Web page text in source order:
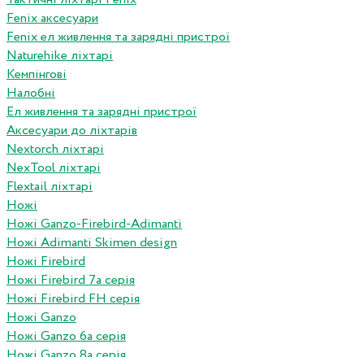
Fenix аксесуари
Fenix ел живлення та зарядні пристрої
Naturehike ліхтарі
Кемпінгові
Налобні
Ел живлення та зарядні пристрої
Аксесуари до ліхтарів
Nextorch ліхтарі
NexTool ліхтарі
Flextail ліхтарі
Ножі
Ножі Ganzo-Firebird-Adimanti
Ножі Adimanti Skimen design
Ножі Firebird
Ножі Firebird 7а серія
Ножі Firebird FH серія
Ножі Ganzo
Ножі Ganzo 6а серія